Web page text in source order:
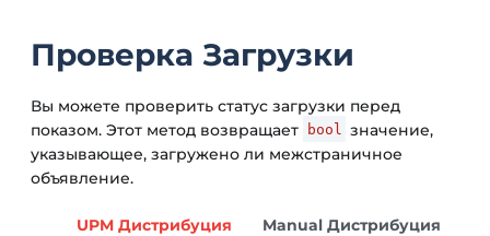
Проверка Загрузки
Вы можете проверить статус загрузки перед
показом. Этот метод возвращает
bool значение,
указывающее, загружено ли межстраничное
объявление.
UPM Дистрибуция Manual Дистрибуция